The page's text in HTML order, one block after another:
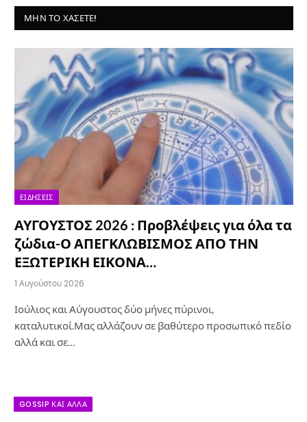
ΜΗΝ ΤΟ ΧΆΣΕΤΕ!
ΕΙΔΉΣΕΙΣ
ΑΥΓΟΥΣΤΟΣ 2026 : Προβλέψεις για όλα τα
ζώδια-Ο ΑΠΕΓΚΛΩΒΙΣΜΟΣ ΑΠΟ ΤΗΝ
ΕΞΩΤΕΡΙΚΗ ΕΙΚΟΝΑ…
1 Αυγούστου 2026
Ιούλιος και Αύγουστος δύο μήνες πύρινοι,
καταλυτικοί.Μας αλλάζουν σε βαθύτερο προσωπικό πεδίο
αλλά και σε…
GOSSIP ΚΑΙ ΆΛΛΑ